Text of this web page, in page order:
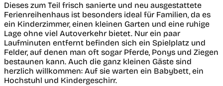
Dieses zum Teil frisch sanierte und neu ausgestattete
Ferienreihenhaus ist besonders ideal für Familien, da es
ein Kinderzimmer, einen kleinen Garten und eine ruhige
Lage ohne viel Autoverkehr bietet. Nur ein paar
Laufminuten entfernt befinden sich ein Spielplatz und
Felder, auf denen man oft sogar Pferde, Ponys und Ziegen
bestaunen kann. Auch die ganz kleinen Gäste sind
herzlich willkommen: Auf sie warten ein Babybett, ein
Hochstuhl und Kindergeschirr.